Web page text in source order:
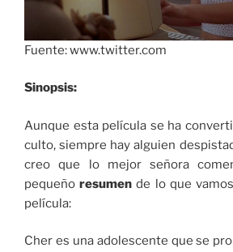
Fuente: www.twitter.com
Sinopsis:
Aunque esta película se ha
culto, siempre hay alguien
creo que lo mejor señora
pequeñoresumende lo que
película:
Cher es una adolescente que se